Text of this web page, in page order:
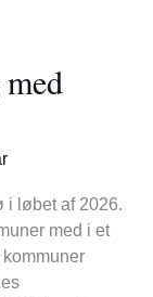
i løbet af 2026.
med i et